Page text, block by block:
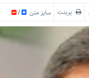
پرینت سایز متن /